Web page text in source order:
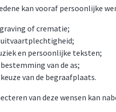
kan vooraf persoonlijke
of crematie;
uitvaartplechtigheid;
en persoonlijke teksten;
van de as;
van de begraafplaats.
van deze wensen kan